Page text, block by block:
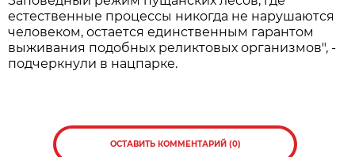
естественные процессы никогда не нарушаются
человеком, остается единственным гарантом
выживания подобных реликтовых организмов", -
подчеркнули в нацпарке.
ОСТАВИТЬ КОММЕНТАРИЙ (0)